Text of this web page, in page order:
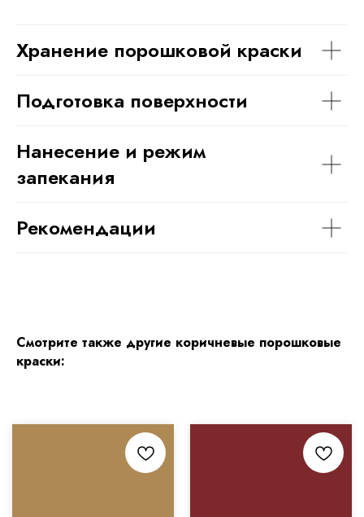
Хранение порошковой краски
Подготовка поверхности
Нанесение и режим
запекания
Рекомендации
Смотрите также другие коричневые порошковые
краски: